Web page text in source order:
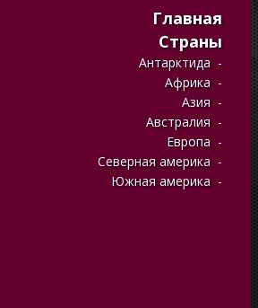
Главная
Страны
Антарктида
Африка
Азия
Австралия
Европа
Северная америка
Южная америка